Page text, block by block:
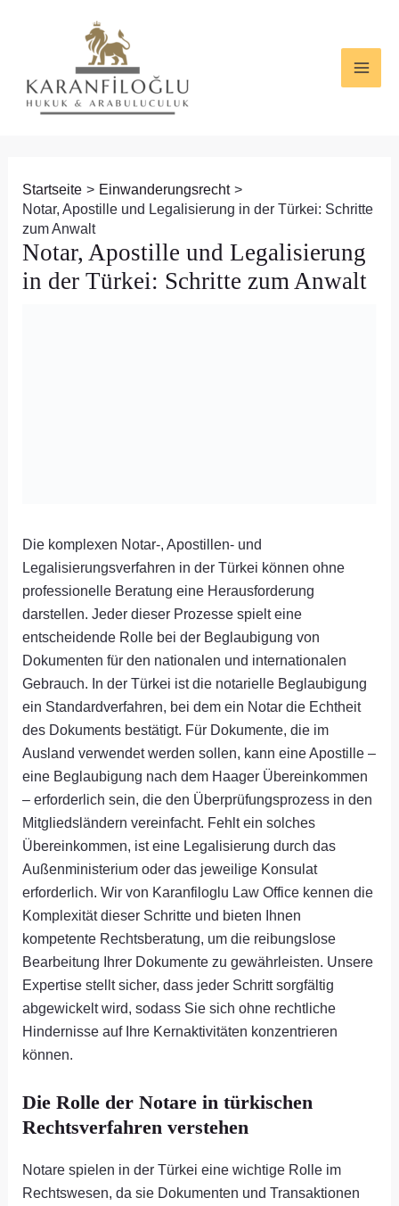
Startseite
Einwanderungsrecht
Notar, Apostille und Legalisierung in der Türkei: Schritte
zum Anwalt
Notar, Apostille und Legalisierung
in der Türkei: Schritte zum Anwalt
Die komplexen Notar-, Apostillen- und
Legalisierungsverfahren in der Türkei können ohne
professionelle Beratung eine Herausforderung
darstellen. Jeder dieser Prozesse spielt eine
entscheidende Rolle bei der Beglaubigung von
Dokumenten für den nationalen und internationalen
Gebrauch. In der Türkei ist die notarielle Beglaubigung
ein Standardverfahren, bei dem ein Notar die Echtheit
des Dokuments bestätigt. Für Dokumente, die im
Ausland verwendet werden sollen, kann eine Apostille –
eine Beglaubigung nach dem Haager Übereinkommen
– erforderlich sein, die den Überprüfungsprozess in den
Mitgliedsländern vereinfacht. Fehlt ein solches
Übereinkommen, ist eine Legalisierung durch das
Außenministerium oder das jeweilige Konsulat
erforderlich. Wir von Karanfiloglu Law Office kennen die
Komplexität dieser Schritte und bieten Ihnen
kompetente Rechtsberatung, um die reibungslose
Bearbeitung Ihrer Dokumente zu gewährleisten. Unsere
Expertise stellt sicher, dass jeder Schritt sorgfältig
abgewickelt wird, sodass Sie sich ohne rechtliche
Hindernisse auf Ihre Kernaktivitäten konzentrieren
können.
Die Rolle der Notare in türkischen
Rechtsverfahren verstehen
Notare spielen in der Türkei eine wichtige Rolle im
Rechtswesen, da sie Dokumenten und Transaktionen